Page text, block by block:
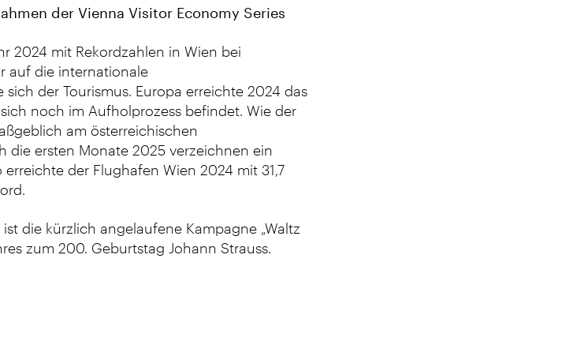
der Vienna Visitor Economy Series
2024 mit Rekordzahlen in Wien bei
auf die internationale
sich der Tourismus. Europa erreichte 2024 das
noch im Aufholprozess befindet. Wie der
am österreichischen
die ersten Monate 2025 verzeichnen ein
der Flughafen Wien 2024 mit 31,7
die kürzlich angelaufene Kampagne „Waltz
zum 200. Geburtstag Johann Strauss.